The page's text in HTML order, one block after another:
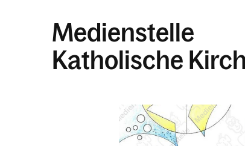
Medienstelle
Katholische